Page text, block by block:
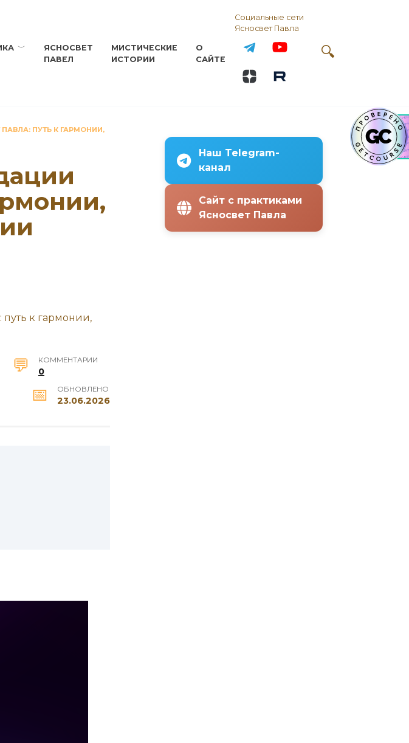
ЯСНОСВЕТ
ПАВЕЛ
МИСТИЧЕСКИЕ
ИСТОРИИ
О
САЙТЕ
Социальные сети
Ясносвет Павла
ПУТЬ К ГАРМОНИИ,
КОММЕНТАРИИ
0
ОБНОВЛЕНО
23.06.2026
Наш Telegram-
канал
Сайт с практиками
Ясносвет Павла